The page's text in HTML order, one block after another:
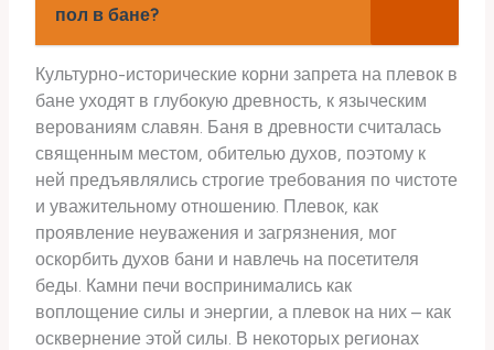
пол в бане?
Культурно-исторические корни запрета на плевок в
бане уходят в глубокую древность, к языческим
верованиям славян. Баня в древности считалась
священным местом, обителью духов, поэтому к
ней предъявлялись строгие требования по чистоте
и уважительному отношению. Плевок, как
проявление неуважения и загрязнения, мог
оскорбить духов бани и навлечь на посетителя
беды. Камни печи воспринимались как
воплощение силы и энергии, а плевок на них – как
осквернение этой силы. В некоторых регионах